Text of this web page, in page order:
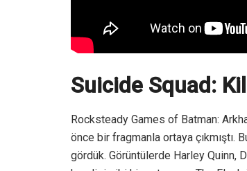
Suicide Squad:
Rocksteady Games of Batman:
önce bir fragmanla ortaya çıkmıştı.
gördük. Görüntülerde Harley Quinn,